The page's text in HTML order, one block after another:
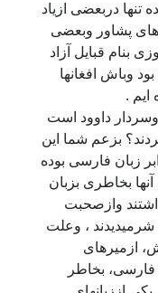
ازیاد
وبعضی
آزاد
است
شما این
بوده
بزبان
، وعلت